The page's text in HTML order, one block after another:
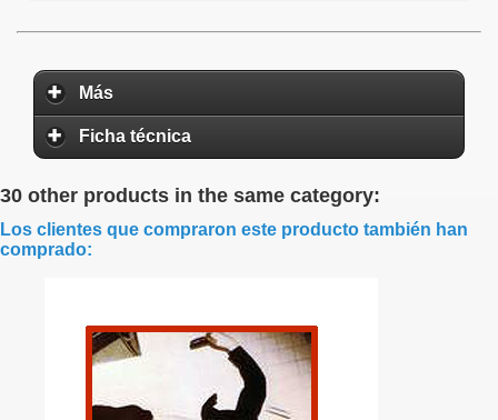
Más
Ficha técnica
30 other products in the same category:
Los clientes que compraron este producto también han
comprado: